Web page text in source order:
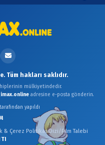
& Çerez PolitikasıDizi/Film Talebi
Tüm hakları saklıdır.
mülkiyetindedir.
adresine e-posta gönderin.
yapıldı